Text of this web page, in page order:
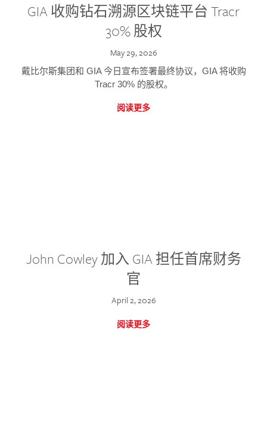
GIA 收购钻石溯源区块链平台 Tracr
30% 股权
May 29, 2026
戴比尔斯集团和 GIA 今日宣布签署最终协议，GIA 将收购
Tracr 30% 的股权。
阅读更多
John Cowley 加入 GIA 担任首席财务
官
April 2, 2026
阅读更多